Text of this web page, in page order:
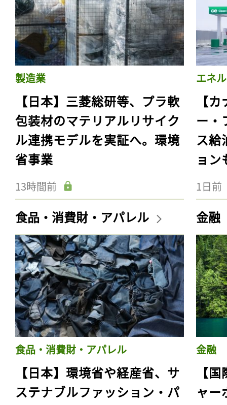
製造業
【日本】三菱総研等、プラ軟
包装材のマテリアルリサイク
ル連携モデルを実証へ。環境
省事業
13時間前
エネ
【
ー・
ス給
ョン
1日前
食品・消費財・アパレル
食品・消費財・アパレル
【日本】環境省や経産省、サ
ステナブルファッション・パ
金融
金融
【
ャー